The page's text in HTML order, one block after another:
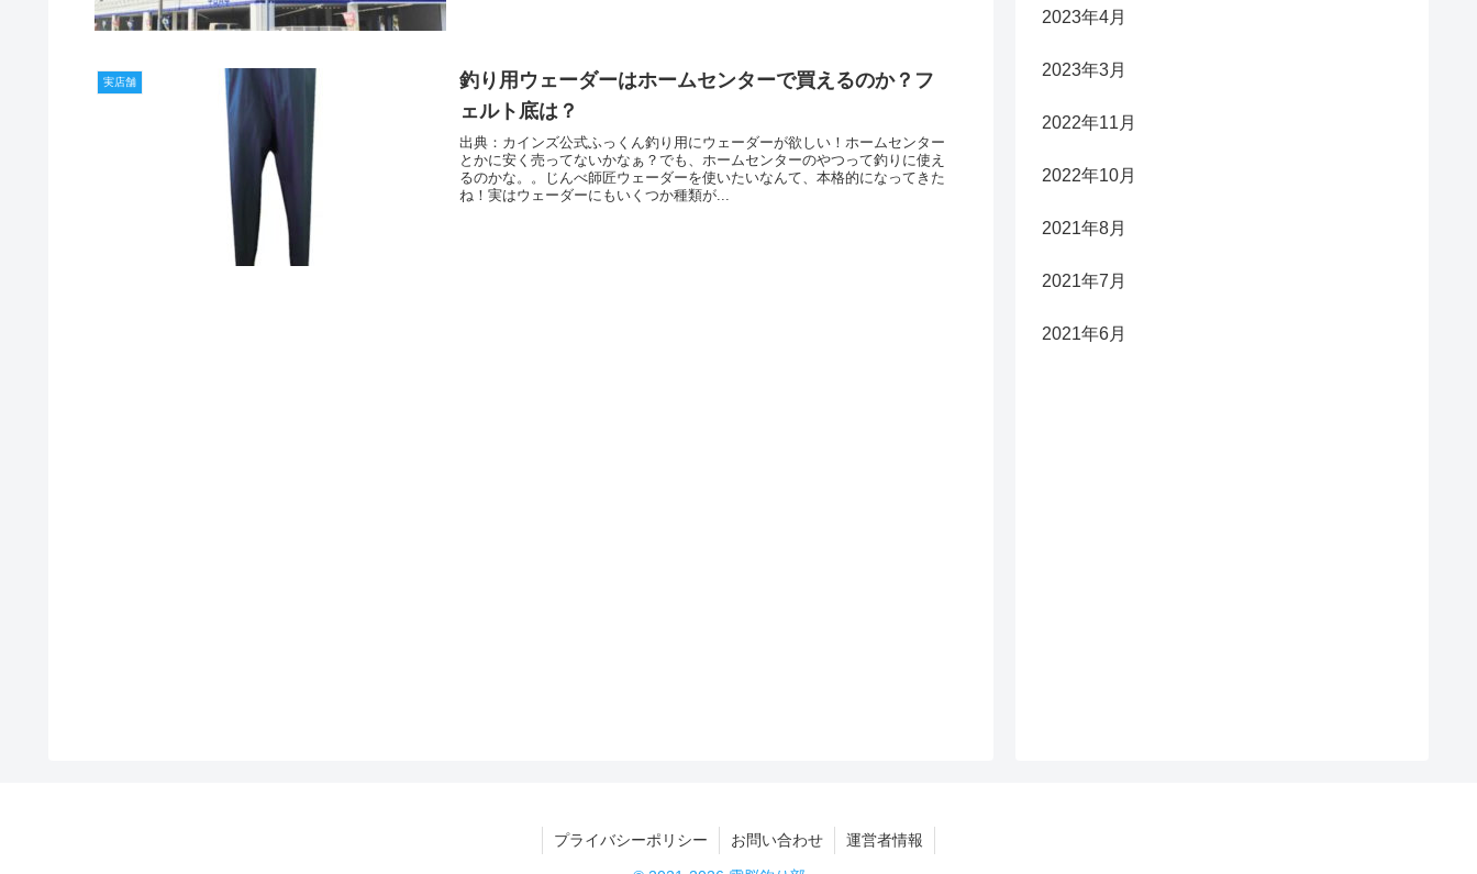
実店舗
釣り用ウェーダーはホームセンターで買えるのか？フ
ェルト底は？
出典：カインズ公式ふっくん釣り用にウェーダーが欲しい！ホームセンター
とかに安く売ってないかなぁ？でも、ホームセンターのやつって釣りに使え
るのかな。。じんべ師匠ウェーダーを使いたいなんて、本格的になってきた
ね！実はウェーダーにもいくつか種類が...
2023年4月
2023年3月
2022年11月
2022年10月
2021年8月
2021年7月
2021年6月
プライバシーポリシー お問い合わせ 運営者情報